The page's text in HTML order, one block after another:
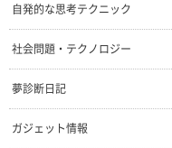
自発的な思考テクニック
社会問題・テクノロジー
夢診断日記
ガジェット情報